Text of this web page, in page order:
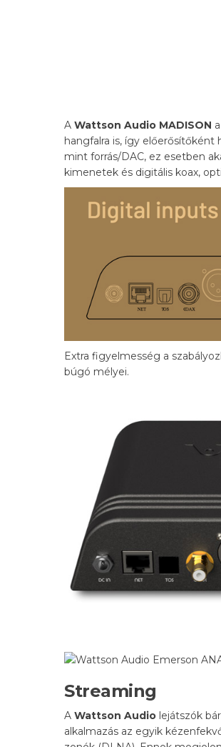
A Wattson Audio MADISON
hangfalra is, így
mint forrás/DAC, ez esetben
kimenetek és digitális koax,
Extra figyelmesség a
búgó mélyei.
Streaming
A Wattson Audio lejátszók
alkalmazás az egyik